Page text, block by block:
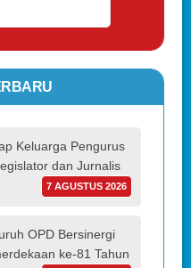
Keluarga Pengurus
dan Jurnalis
7 AGUSTUS 2026
OPD Bersinergi
ke-81 Tahun